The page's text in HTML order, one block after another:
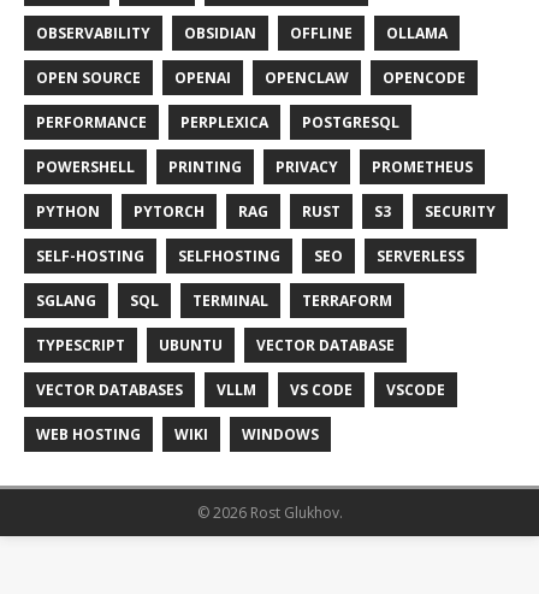
OBSERVABILITY OBSIDIAN OFFLINE OLLAMA
OPEN SOURCE OPENAI OPENCLAW OPENCODE
PERFORMANCE PERPLEXICA POSTGRESQL
POWERSHELL PRINTING PRIVACY PROMETHEUS
PYTHON PYTORCH RAG RUST S3 SECURITY
SELF-HOSTING SELFHOSTING SEO SERVERLESS
SGLANG SQL TERMINAL TERRAFORM
TYPESCRIPT UBUNTU VECTOR DATABASE
VECTOR DATABASES VLLM VS CODE VSCODE
WEB HOSTING WIKI WINDOWS
© 2026 Rost Glukhov.